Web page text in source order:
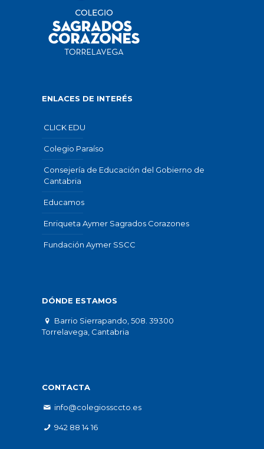
ENLACES DE INTERÉS
CLICK EDU
Colegio Paraíso
Consejería de Educación del Gobierno de
Cantabria
Educamos
Enriqueta Aymer Sagrados Corazones
Fundación Aymer SSCC
DÓNDE ESTAMOS
Barrio Sierrapando, 508. 39300
Torrelavega, Cantabria
CONTACTA
info@colegiossccto.es
942 88 14 16